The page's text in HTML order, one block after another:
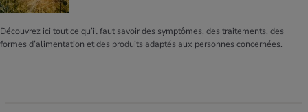
Découvrez ici tout ce qu’il faut savoir des symptômes, des traitements, des
formes d’alimentation et des produits adaptés aux personnes concernées.